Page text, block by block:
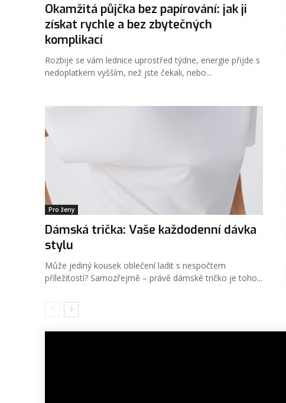
Okamžitá půjčka bez papírování: jak ji
získat rychle a bez zbytečných
komplikací
Rozbije se vám lednice uprostřed týdne, energie přijde s
nedoplatkem vyšším, než jste čekali, nebo...
Pro ženy
Dámská trička: Vaše každodenní dávka
stylu
Může jediný kousek oblečení ladit s nespočtem
příležitostí? Samozřejmě – právě dámské tričko je toho...